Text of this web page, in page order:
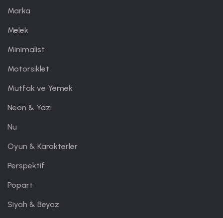
Marka
Melek
Minimalist
Motorsiklet
Mutfak ve Yemek
Neon & Yazı
Nu
Oyun & Karakterler
Perspektif
Popart
Siyah & Beyaz